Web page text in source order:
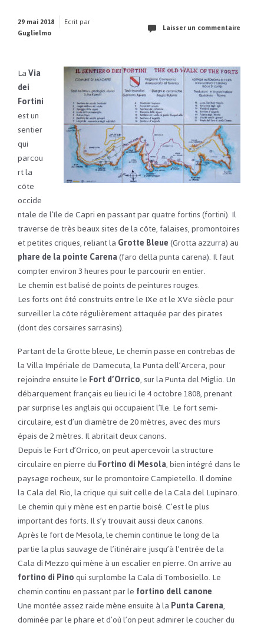
29 mai 2018
Ecrit par
Guglielmo
Laisser un commentaire
LaVia
dei
Fortini
est un
sentier
qui
parcou
rt la
côte
occide
ntale de l’île de Capri en passant par quatre fortins (fortini). Il
traverse de très beaux sites de la côte, falaises, promontoires
et petites criques, reliant laGrotte Bleue(Grotta azzurra) au
phare de la pointe Carena(faro della punta carena). Il faut
compter environ 3 heures pour le parcourir en entier.
Le chemin est balisé de points de peintures rouges.
Les forts ont été construits entre le IXe et le XVe siècle pour
surveiller la côte régulièrement attaquée par des pirates
(dont des corsaires sarrasins).
Partant de la Grotte bleue, Le chemin passe en contrebas de
la Villa Impériale de Damecuta, la Punta dell’Arcera, pour
rejoindre ensuite leFort d’Orrico, sur la Punta del Miglio. Un
débarquement français eu lieu ici le 4 octobre 1808, prenant
par surprise les anglais qui occupaient l’île. Le fort semi-
circulaire, est d’un diamètre de 20 mètres, avec des murs
épais de 2 mètres. Il abritait deux canons.
Depuis le Fort d’Orrico, on peut apercevoir la structure
circulaire en pierre duFortino di Mesola, bien intégré dans le
paysage rocheux, sur le promontoire Campietello. Il domine
la Cala del Rio, la crique qui suit celle de la Cala del Lupinaro.
Le chemin qui y mène est en partie boisé. C’est le plus
important des forts. Il s’y trouvait aussi deux canons.
Après le fort de Mesola, le chemin continue le long de la
partie la plus sauvage de l’itinéraire jusqu’à l’entrée de la
Cala di Mezzo qui mène à un escalier en pierre. On arrive au
fortino di Pinoqui surplombe la Cala di Tombosiello. Le
chemin continu en passant par lefortino dell canone.
Une montée assez raide mène ensuite à laPunta Carena,
dominée par le phare et d’où l’on peut admirer le coucher du